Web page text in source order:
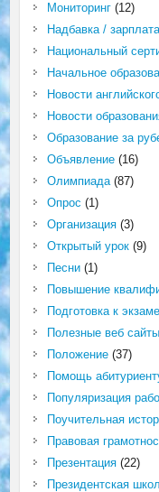
Мониторинг(12)
Надбавка / зарплата
Национальный
Начальное
Новости
Новости
Образование за
Объявление(16)
Олимпиада(87)
Опрос (1)
Организация(3)
Открытый урок(9)
Песни(1)
Повышение
Подготовка к
Полезные веб сайты
Положение(37)
Помощь
Популяризация
Поучительная
Правовая
Презентация(22)
Президентская